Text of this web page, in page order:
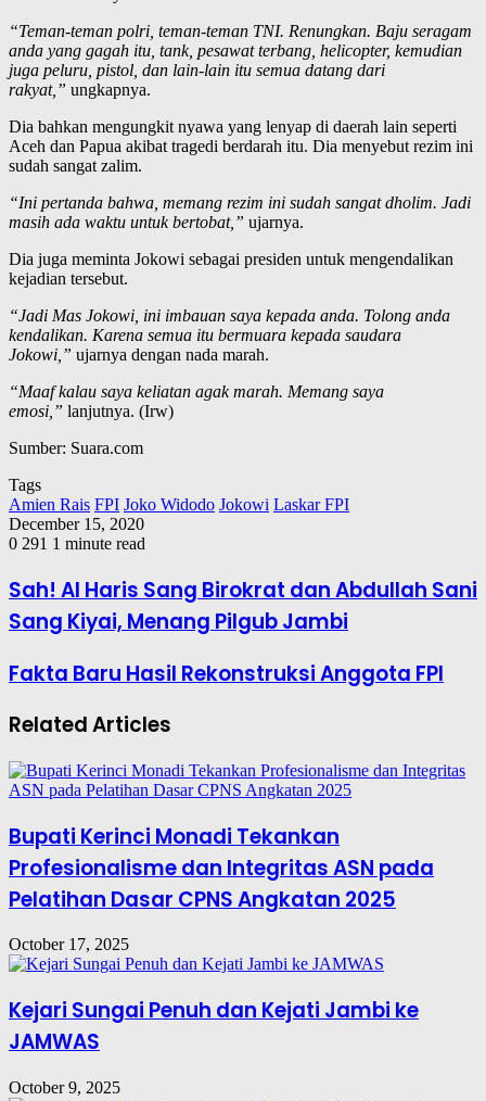
“Teman-teman polri, teman-teman TNI. Renungkan. Baju seragam
anda yang gagah itu, tank, pesawat terbang, helicopter, kemudian
juga peluru, pistol, dan lain-lain itu semua datang dari
rakyat,” ungkapnya.
Dia bahkan mengungkit nyawa yang lenyap di daerah lain seperti
Aceh dan Papua akibat tragedi berdarah itu. Dia menyebut rezim ini
sudah sangat zalim.
“Ini pertanda bahwa, memang rezim ini sudah sangat dholim. Jadi
masih ada waktu untuk bertobat,” ujarnya.
Dia juga meminta Jokowi sebagai presiden untuk mengendalikan
kejadian tersebut.
“Jadi Mas Jokowi, ini imbauan saya kepada anda. Tolong anda
kendalikan. Karena semua itu bermuara kepada saudara
Jokowi,” ujarnya dengan nada marah.
“Maaf kalau saya keliatan agak marah. Memang saya
emosi,” lanjutnya. (Irw)
Sumber: Suara.com
Tags
Amien Rais FPI Joko Widodo Jokowi Laskar FPI
December 15, 2020
0 291 1 minute read
Sah! Al Haris Sang Birokrat dan Abdullah Sani
Sang Kiyai, Menang Pilgub Jambi
Fakta Baru Hasil Rekonstruksi Anggota FPI
Related Articles
Bupati Kerinci Monadi Tekankan
Profesionalisme dan Integritas ASN pada
Pelatihan Dasar CPNS Angkatan 2025
October 17, 2025
Kejari Sungai Penuh dan Kejati Jambi ke
JAMWAS
October 9, 2025